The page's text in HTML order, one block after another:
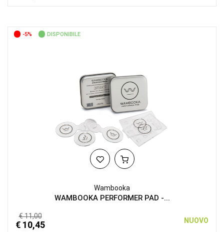
-5% DISPONIBILE
Wambooka
WAMBOOKA PERFORMER PAD -...
€ 11,00
€ 10,45 NUOVO